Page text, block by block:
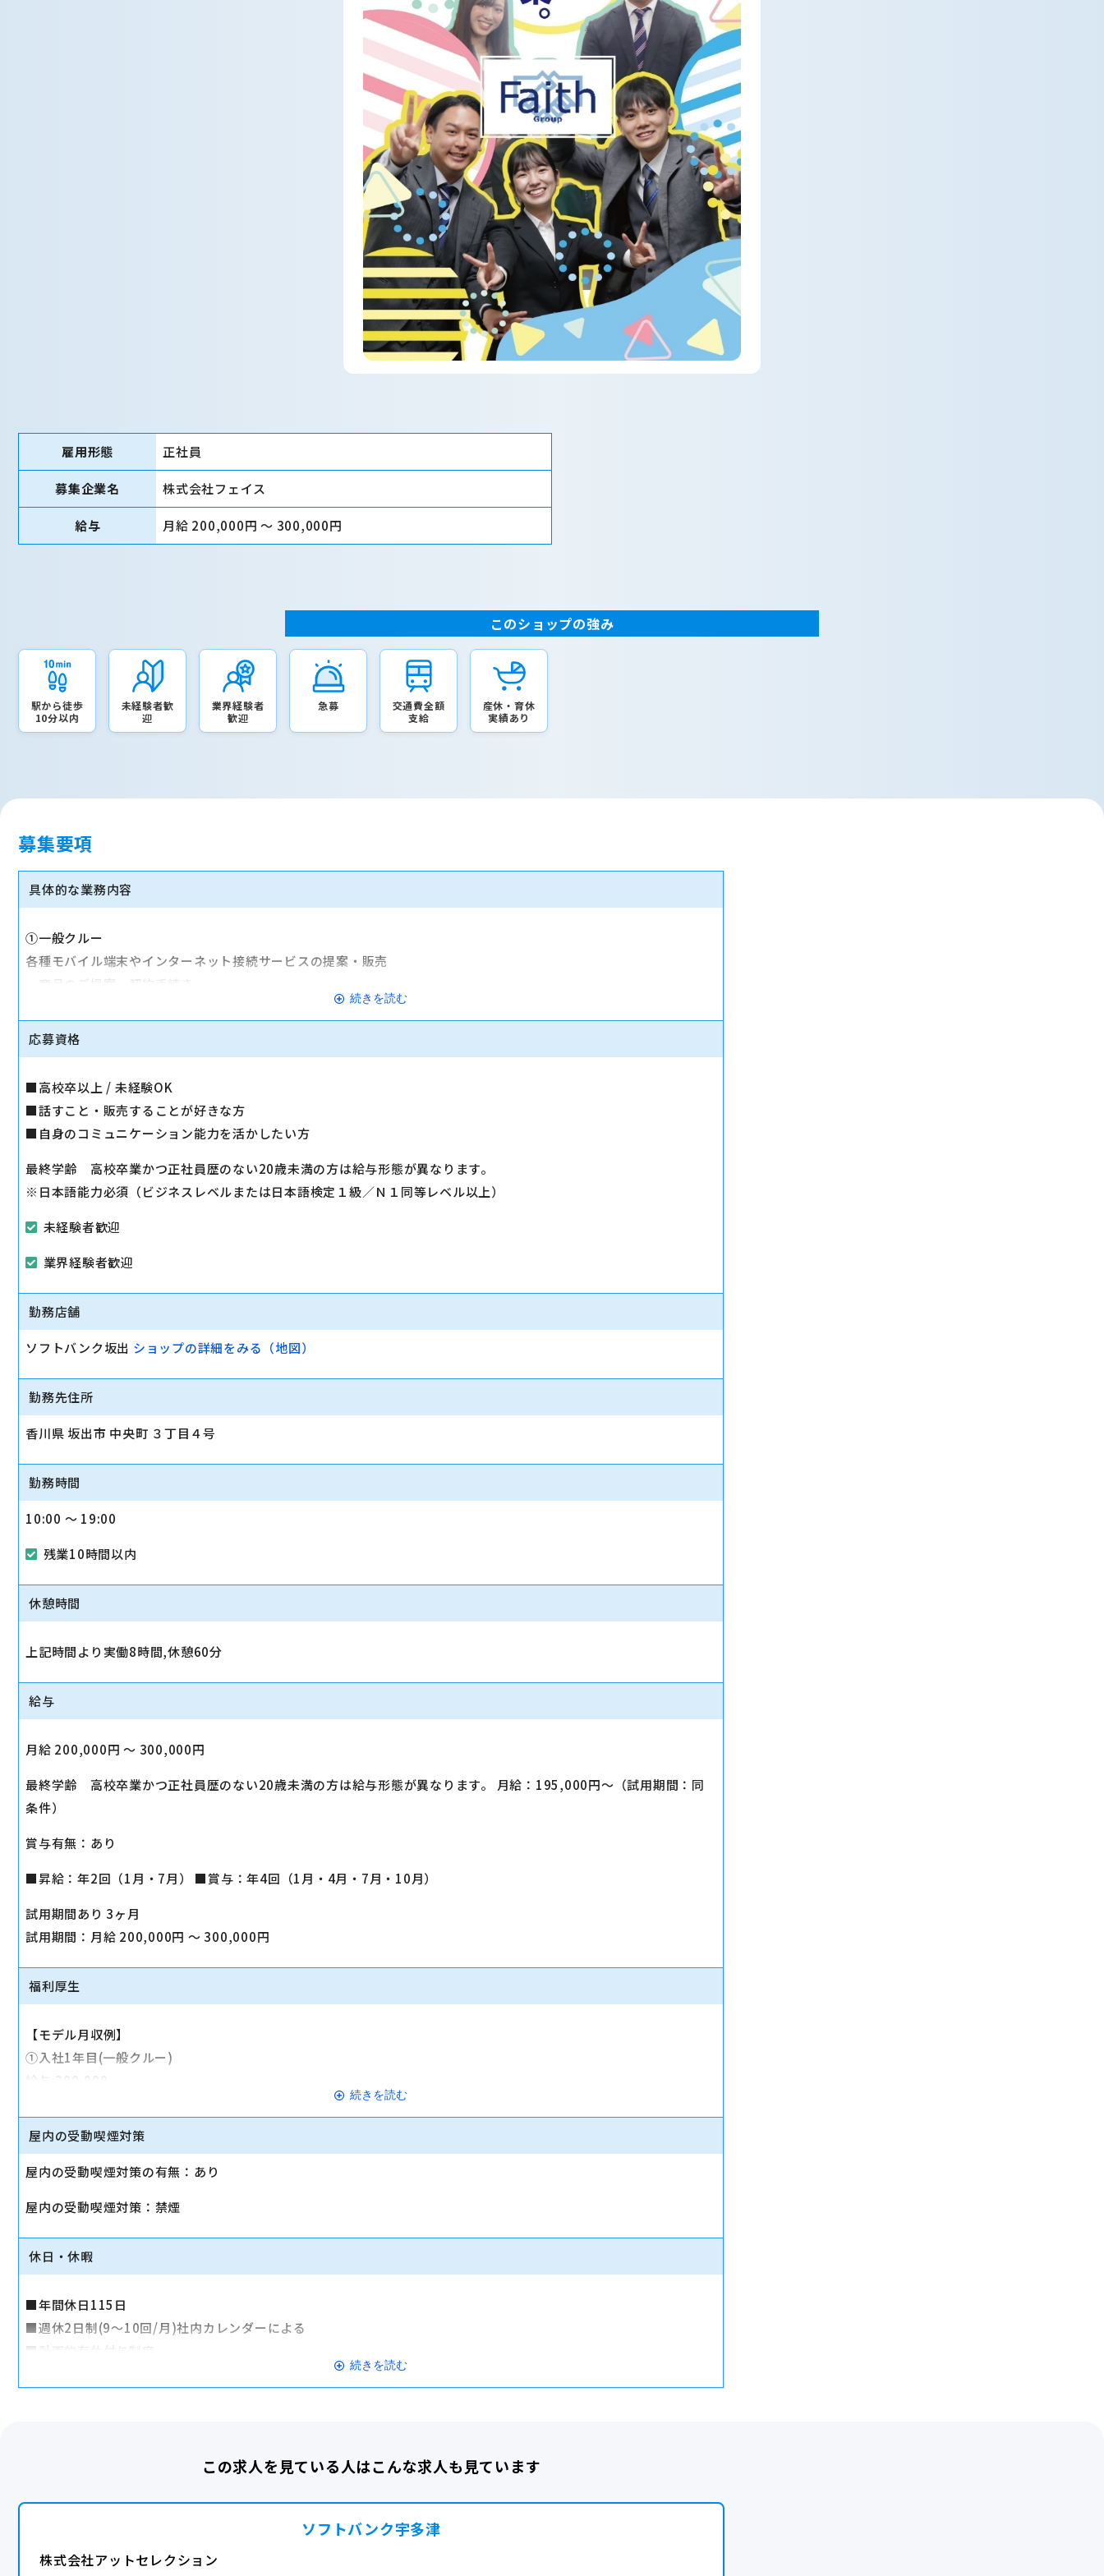
雇用形態 正社員
募集企業名 株式会社フェイス
給与 月給 200,000円 〜 300,000円
このショップの強み
駅から徒歩
10分以内
未経験者歓
迎
業界経験者
歓迎
急募
交通費全額
支給
産休・育休
実績あり
募集要項
具体的な業務内容
①一般クルー
各種モバイル端末やインターネット接続サービスの提案・販売
・商品のご提案、契約手続き
・修理受付
など
②責任者
・店舗運営のコンサル
・マーケット調査
・人事の教育
など
駅から徒歩10分以内
続きを読む
応募資格
■高校卒以上 / 未経験OK
■話すこと・販売することが好きな方
■自身のコミュニケーション能力を活かしたい方
最終学齢 高校卒業かつ正社員歴のない20歳未満の方は給与形態が異なります。
※日本語能力必須（ビジネスレベルまたは日本語検定１級／Ｎ１同等レベル以上）
未経験者歓迎
業界経験者歓迎
勤務店舗
ソフトバンク坂出 ショップの詳細をみる（地図）
勤務先住所
香川県 坂出市 中央町 ３丁目４号
勤務時間
10:00 〜 19:00
残業10時間以内
休憩時間
上記時間より実働8時間,休憩60分
給与
月給 200,000円 〜 300,000円
最終学齢 高校卒業かつ正社員歴のない20歳未満の方は給与形態が異なります。 月給：195,000円～（試用期間：同
条件）
賞与有無：あり
■昇給：年2回（1月・7月） ■賞与：年4回（1月・4月・7月・10月）
試用期間あり 3ヶ月
試用期間：月給 200,000円 〜 300,000円
福利厚生
【モデル月収例】
①入社1年目(一般クルー)
住宅手当:6,000円～20,000円
■賞与：年4回（1月・4月・7月・10月）
■各種手当
・住宅手当（月6千円〜2万円）
・家族手当（扶養一人当たり月5千円）
・社会保険完備（雇用・労災・健康・厚生年金）
・健康診断（年1回）
続きを読む
屋内の受動喫煙対策
屋内の受動喫煙対策の有無：あり
屋内の受動喫煙対策：禁煙
休日・休暇
■年間休日115日
■週休2日制(9～10回/月)社内カレンダーによる
■計画的有休付与制度
福利厚生
続きを読む
この求人を見ている人はこんな求人も見ています
ソフトバンク宇多津
株式会社アットセレクション